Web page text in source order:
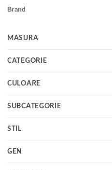
Brand
MASURA
CATEGORIE
CULOARE
SUBCATEGORIE
STIL
GEN